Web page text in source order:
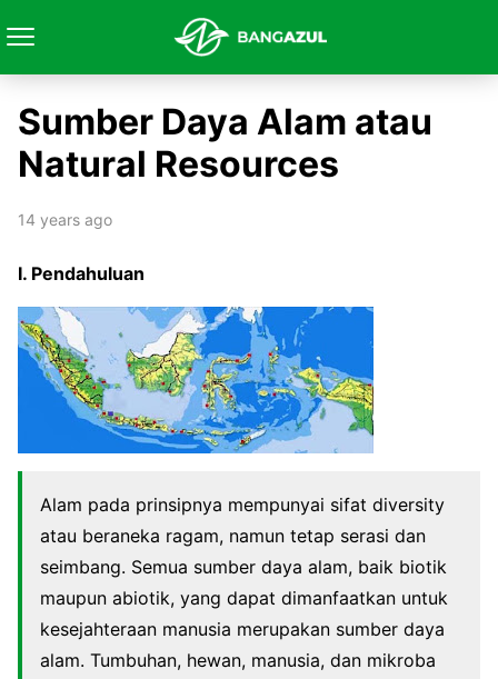
Sumber Daya Alam atau
Natural Resources
14 years ago
I. Pendahuluan
Alam pada prinsipnya mempunyai sifat diversity
atau beraneka ragam, namun tetap serasi dan
seimbang. Semua sumber daya alam, baik biotik
maupun abiotik, yang dapat dimanfaatkan untuk
kesejahteraan manusia merupakan sumber daya
alam. Tumbuhan, hewan, manusia, dan mikroba